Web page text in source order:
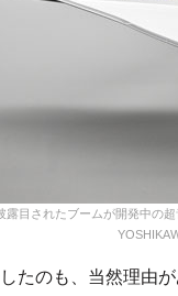
露目されたブームが開発中の
たのも、当然理由